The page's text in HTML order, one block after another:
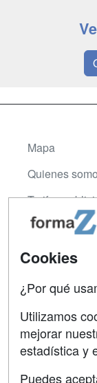
Mapa
Quienes
Tarifas
Acceso
Acceso Centros
Contactar
Aviso legal
Cookies
¿Por qué
Utilizamos
mejorar
estadística y
Puedes